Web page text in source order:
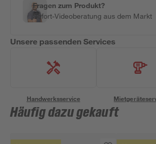
Fragen zum Produkt?
Sofort-Videoberatung aus dem Markt
Unsere passenden Services
Handwerksservice
Häufig dazu gekauft